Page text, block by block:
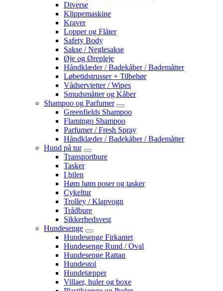
Diverse
Klippemaskine
Kraver
Lopper og Flåter
Safety Body
Sakse / Neglesakse
Øje og Ørepleje
Håndklæder / Badekåber / Bademåtter
Løbetidstrusser + Tilbehør
Vådservietter / Wipes
Smudsmåtter og Kåber
Shampoo og Parfumer
Greenfields Shampoo
Flamingo Shampoo
Parfumer / Fresh Spray
Håndklæder / Badekåber / Bademåtter
Hund på tur
Transportbure
Tasker
I bilen
Høm høm poser og tasker
Cykeltur
Trolley / Klapvogn
Trådbure
Sikkerhedsvest
Hundesenge
Hundesenge Firkantet
Hundesenge Rund / Oval
Hundesenge Rattan
Hundestol
Hundetæpper
Villaer, huler og boxe